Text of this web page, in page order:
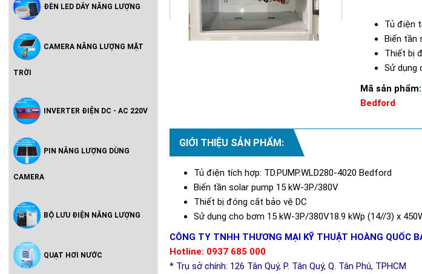
Vườn Cao Cấp Chính Hãng
ĐÈN LED DÂY NĂNG LƯỢNG
CAMERA NĂNG LƯỢNG MẶT
TRỜI
INVERTER ĐIỆN DC - AC 220V
PIN NĂNG LƯỢNG DÙNG
CAMERA
BỘ LƯU ĐIỆN NĂNG LƯỢNG
QUẠT HƠI NƯỚC
Tủ điện
Biến tần
Thiết bị
Sử dụng
Mã sản phẩm:
Bedford
GIỚI THIỆU SẢN PHẨM:
Tủ điện tích hợp: TD.PUMP.WLD280-4020 Bedford
Biến tần solar pump 15 kW-3P/380V
Thiết bị đóng cắt bảo vệ DC
Sử dụng cho bơm 15 kW-3P/380V18.9 kWp (14//3) x
CÔNG TY TNHH THƯƠNG MẠI KỸ THUẬT HOÀNG QUỐC
Hotline: 0937 685 000
* Trụ sở chính: 126 Tân Quý, P. Tân Quý, Q. Tân Phú, TPHCM